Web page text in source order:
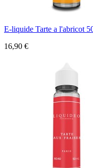
E-liquide Tarte a l'abricot
16,90 €